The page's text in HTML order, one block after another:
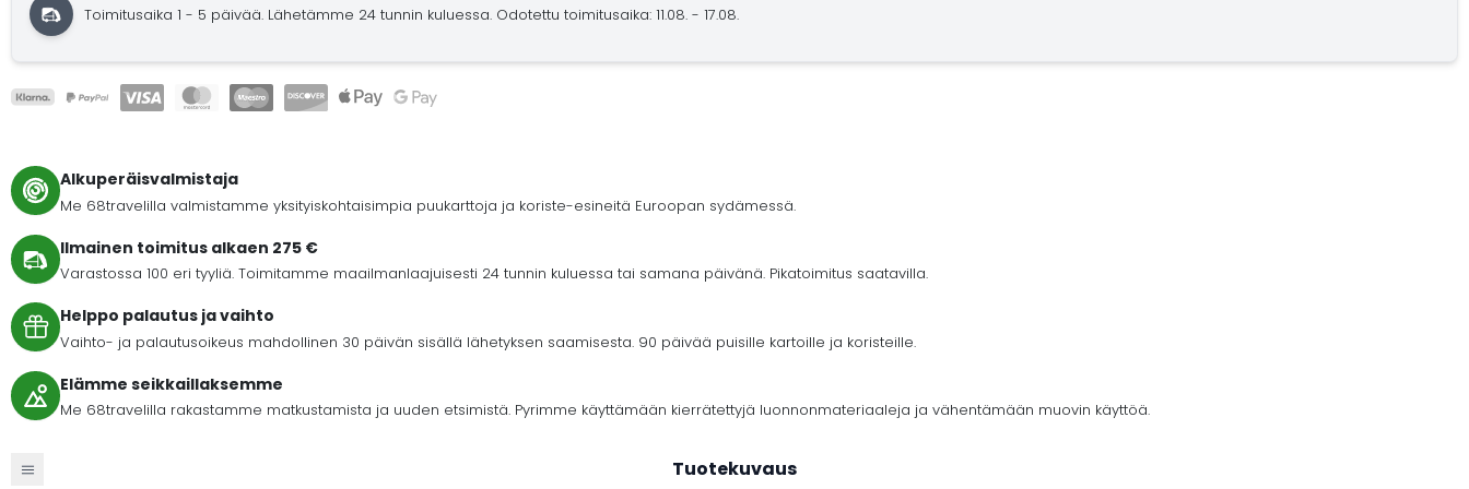
Toimitusaika 1 - 5 päivää. Lähetämme 24 tunnin kuluessa. Odotettu toimitusaika: 11.08. - 17.08.
Alkuperäisvalmistaja
Me 68travelilla valmistamme yksityiskohtaisimpia puukarttoja ja koriste-esineitä Euroopan sydämessä.
Ilmainen toimitus alkaen 275 €
Varastossa 100 eri tyyliä. Toimitamme maailmanlaajuisesti 24 tunnin kuluessa tai samana päivänä. Pikatoimitus saatavilla.
Helppo palautus ja vaihto
Vaihto- ja palautusoikeus mahdollinen 30 päivän sisällä lähetyksen saamisesta. 90 päivää puisille kartoille ja koristeille.
Elämme seikkaillaksemme
Me 68travelilla rakastamme matkustamista ja uuden etsimistä. Pyrimme käyttämään kierrätettyjä luonnonmateriaaleja ja vähentämään muovin käyttöä.
Tuotekuvaus